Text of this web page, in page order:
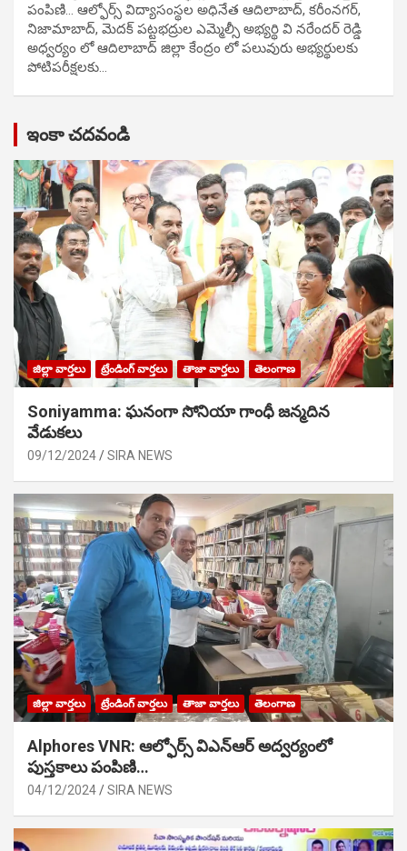
పంపిణి… ఆల్ఫోర్స్ విద్యాసంస్థల అధినేత ఆదిలాబాద్, కరీంనగర్,
నిజామాబాద్, మెదక్ పట్టభద్రుల ఎమ్మెల్సీ అభ్యర్థి వి నరేందర్ రెడ్డి
అధ్వర్యం లో ఆదిలాబాద్ జిల్లా కేంద్రం లో పలువురు అభ్యర్థులకు
పోటిప‌రీక్ష‌ల‌కు…
ఇంకా చదవండి
జిల్లా వార్తలు ట్రేండింగ్ వార్తలు తాజా వార్తలు తెలంగాణ
Soniyamma: ఘ‌నంగా సోనియా గాంధీ జ‌న్మ‌దిన
వేడుక‌లు
09/12/2024 SIRA NEWS
జిల్లా వార్తలు ట్రేండింగ్ వార్తలు తాజా వార్తలు తెలంగాణ
Alphores VNR: ఆల్ఫోర్స్ విఎన్ఆర్ అద్వర్యంలో
పుస్తకాలు పంపిణి…
04/12/2024 SIRA NEWS